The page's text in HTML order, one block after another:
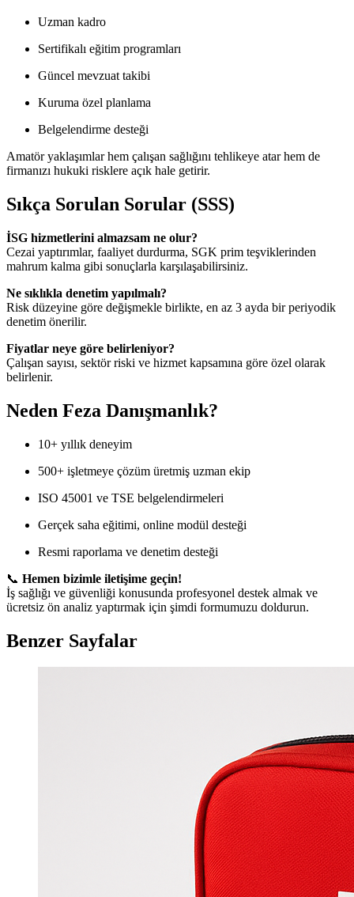
Uzman kadro
Sertifikalı eğitim programları
Güncel mevzuat takibi
Kuruma özel planlama
Belgelendirme desteği
Amatör yaklaşımlar hem çalışan sağlığını tehlikeye atar hem de
firmanızı hukuki risklere açık hale getirir.
Sıkça Sorulan Sorular (SSS)
İSG hizmetlerini almazsam ne olur?
Cezai yaptırımlar, faaliyet durdurma, SGK prim teşviklerinden
mahrum kalma gibi sonuçlarla karşılaşabilirsiniz.
Ne sıklıkla denetim yapılmalı?
Risk düzeyine göre değişmekle birlikte, en az 3 ayda bir periyodik
denetim önerilir.
Fiyatlar neye göre belirleniyor?
Çalışan sayısı, sektör riski ve hizmet kapsamına göre özel olarak
belirlenir.
Neden Feza Danışmanlık?
10+ yıllık deneyim
500+ işletmeye çözüm üretmiş uzman ekip
ISO 45001 ve TSE belgelendirmeleri
Gerçek saha eğitimi, online modül desteği
Resmi raporlama ve denetim desteği
📞 Hemen bizimle iletişime geçin!
İş sağlığı ve güvenliği konusunda profesyonel destek almak ve
ücretsiz ön analiz yaptırmak için şimdi formumuzu doldurun.
Benzer Sayfalar